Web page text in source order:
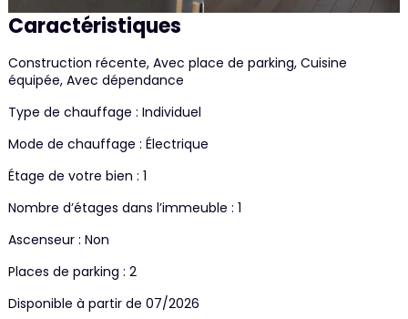
Caractéristiques
Construction récente, Avec place de parking, Cuisine
équipée, Avec dépendance
Type de chauffage : Individuel
Mode de chauffage : Électrique
Étage de votre bien : 1
Nombre d’étages dans l’immeuble : 1
Ascenseur : Non
Places de parking : 2
Disponible à partir de 07/2026